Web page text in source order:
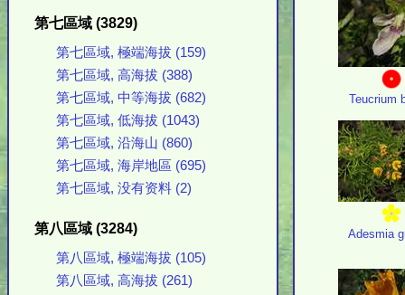
第七區域 (3829)
第七區域, 極端海拔 (159)
第七區域, 高海拔 (388)
第七區域, 中等海拔 (682)
第七區域, 低海拔 (1043)
第七區域, 沿海山 (860)
第七區域, 海岸地區 (695)
第七區域, 没有资料 (2)
第八區域 (3284)
第八區域, 極端海拔 (105)
第八區域, 高海拔 (261)
Teucrium
Adesmia